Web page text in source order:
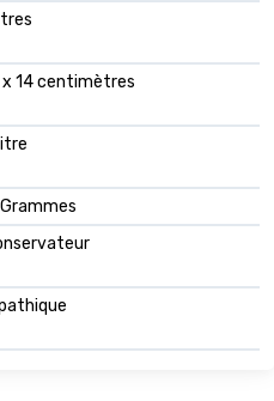
x 14 centimètres